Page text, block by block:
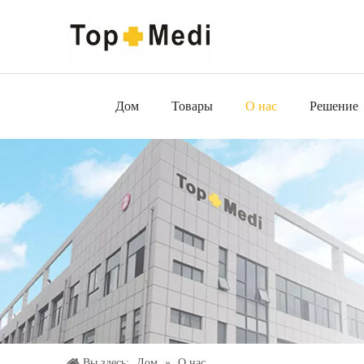
Дом Товары О нас Решение